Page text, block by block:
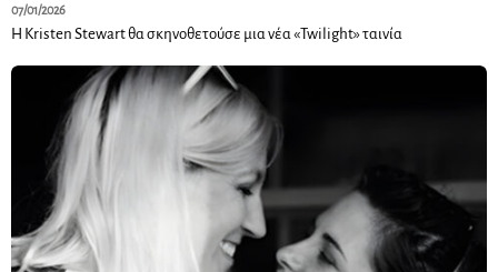
07/01/2026
Η Kristen Stewart θα σκηνοθετούσε μια νέα «Twilight» ταινία